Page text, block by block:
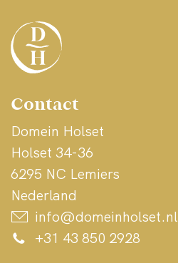
Contact
Domein Holset
Holset 34-36
6295 NC Lemiers
Nederland
info@domeinholset.nl
+31 43 850 2928